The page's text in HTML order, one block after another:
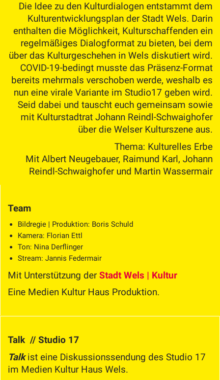
Die Idee zu den Kulturdialogen entstammt dem
Kulturentwicklungsplan der Stadt Wels. Darin
enthalten die Möglichkeit, Kulturschaffenden ein
regelmäßiges Dialogformat zu bieten, bei dem
über das Kulturgeschehen in Wels diskutiert wird.
COVID-19-bedingt musste das Präsenz-Format
bereits mehrmals verschoben werde, weshalb es
nun eine virale Variante im Studio17 geben wird.
Seid dabei und tauscht euch gemeinsam sowie
mit Kulturstadtrat Johann Reindl-Schwaighofer
über die Welser Kulturszene aus.
Thema: Kulturelles Erbe
Mit Albert Neugebauer, Raimund Karl, Johann
Reindl-Schwaighofer und Martin Wassermair
Team
Bildregie | Produktion: Boris Schuld
Kamera: Florian Ettl
Ton: Nina Derflinger
Stream: Jannis Federmair
Mit Unterstützung derStadt Wels | Kultur
Eine Medien Kultur Haus Produktion.
Talk // Studio 17
Talkist eine Diskussionssendung des Studio 17
im Medien Kultur Haus Wels.